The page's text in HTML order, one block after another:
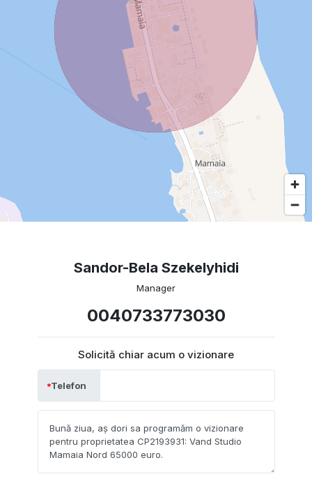
Sandor-Bela Szekelyhidi
Manager
0040733773030
Solicită chiar acum o vizionare
Telefon